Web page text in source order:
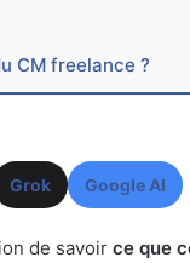
CM freelance ?
Grok Google AI
de savoir ce que